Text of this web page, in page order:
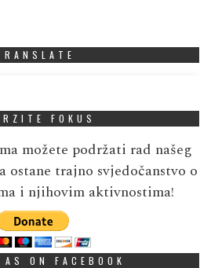
FOKUS
možete podržati rad našeg
ostane trajno svjedočanstvo o
i njihovim aktivnostima!
AS ON FACEBOOK